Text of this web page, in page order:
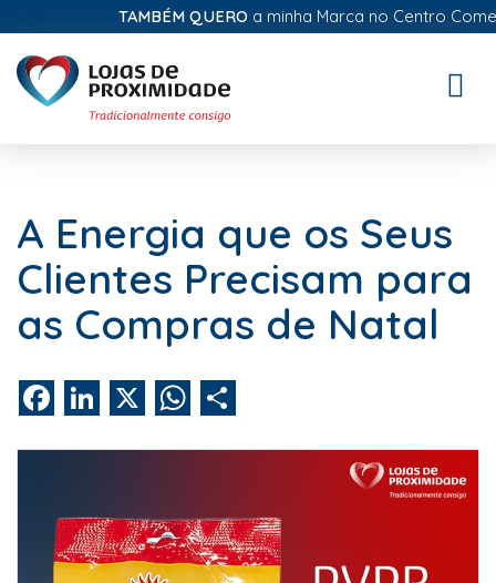
TAMBÉM QUEROa minha Marca no Centro
A Energia que os Seus
Clientes Precisam para
as Compras de Natal
FacebookLinkedIn WhatsApp